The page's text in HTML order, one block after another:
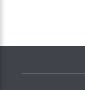
התנ"כי ואל
הזה הוקם
שנוצרו